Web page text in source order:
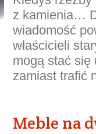
z kamienia…
wiadomość
właścicieli
mogą stać się
zamiast trafić
Meble na